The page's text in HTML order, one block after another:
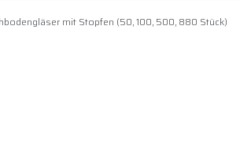
mit Stopfen (50, 100, 500, 880 Stück)